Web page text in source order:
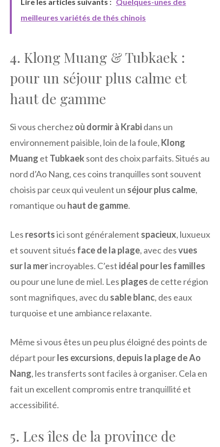
meilleures variétés de thés chinois
4. Klong Muang & Tubkaek :
pour un séjour plus calme et
haut de gamme
Si vous cherchezoù dormir à Krabidans un
environnement paisible, loin de la foule, Klong
Muang et Tubkaek sont des choix parfaits. Situés au
nord d’Ao Nang, ces coins tranquilles sont souvent
choisis par ceux qui veulent un séjour plus calme,
romantique ou haut de gamme.
Les resortsici sont généralement spacieux, luxueux
et souvent situés face de la plage, avec desvues
sur la merincroyables. C’est idéal pour les familles
ou pour une lune de miel. Les plages de cette région
sont magnifiques, avec du sable blanc, des eaux
turquoise et une ambiance relaxante.
Même si vous êtes un peu plus éloigné des points de
départ pourles excursions, depuis la plage de Ao
Nang, les transferts sont faciles à organiser. Cela en
fait un excellent compromis entre tranquillité et
accessibilité.
5. Les îles de la province de